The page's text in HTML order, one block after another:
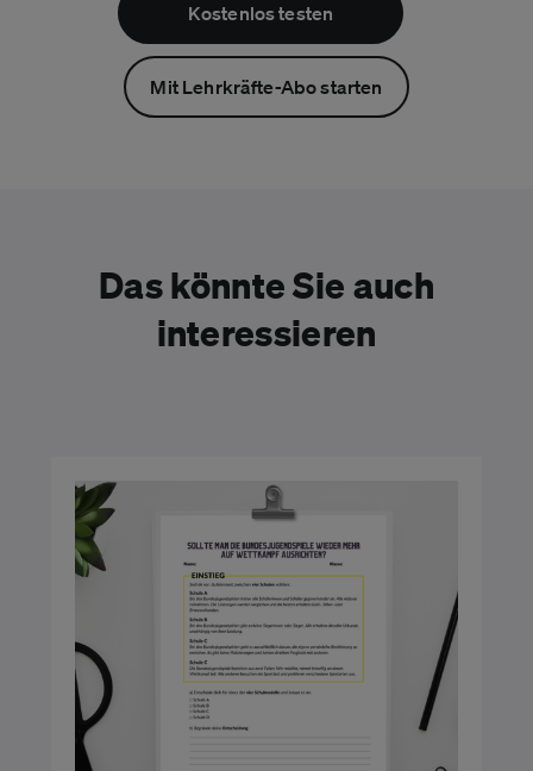
Kostenlos testen
Mit Lehrkräfte-Abo starten
Das könnte Sie auch
interessieren